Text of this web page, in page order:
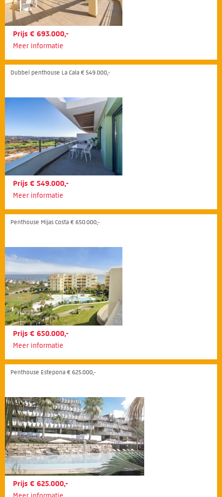
Prijs € 693.000,-
Meer informatie
Dubbel penthouse La Cala € 549.000,-
Prijs € 549.000,-
Meer informatie
Penthouse Mijas Costa € 650.000,-
Prijs € 650.000,-
Meer informatie
Penthouse Estepona € 625.000,-
Prijs € 625.000,-